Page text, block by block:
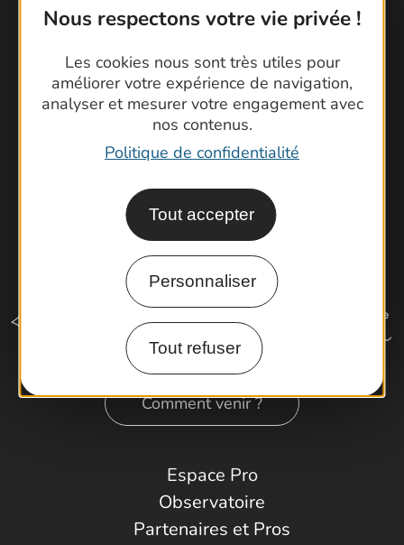
Nous respectons votre vie privée !
Les cookies nous sont très utiles pour
améliorer votre expérience de navigation,
analyser et mesurer votre engagement avec
nos contenus.
Politique de confidentialité
Tout accepter
Personnaliser
Tout refuser
Foire aux questions
Brochures
Cartoguides et Topoguides
Latitude Gard
Comment venir ?
Espace Pro
Observatoire
Partenaires et Pros